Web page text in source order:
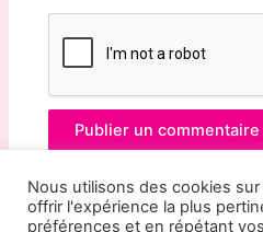
Nous utilisons des cookies
offrir l'expérience la plus
préférences et en répétant